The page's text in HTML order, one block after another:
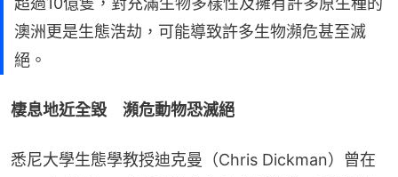
澳洲更是生態浩劫，可能導致許多生物瀕危甚至滅
絕。
棲息地近全毀　瀕危動物恐滅絕
悉尼大學生態學教授迪克曼（Chris Dickman）曾在